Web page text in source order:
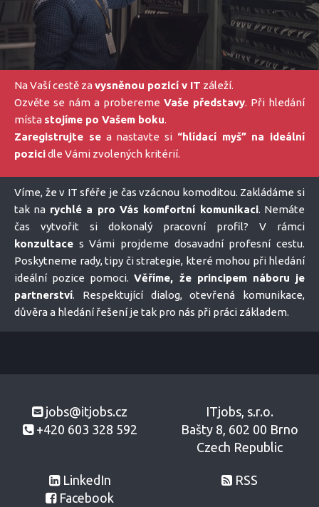
Na Vaší cestě zavysněnou pozicí v IT záleží.
Ozvěte se nám a probereme Vaše představy. Při hledání
místa stojíme po Vašem boku.
Zaregistrujte sea nastavte si “hlídací myš” na ideální
pozicidle Vámi zvolených kritérií.
Víme, že v IT sféře je čas vzácnou komoditou. Zakládáme si
tak na rychlé a pro Vás komfortní komunikaci. Nemáte
čas vytvořit si dokonalý pracovní profil? V rámci
konzultace s Vámi projdeme dosavadní profesní cestu.
Poskytneme rady, tipy či strategie, které mohou při hledání
ideální pozice pomoci.Věříme, že principem náboru je
partnerství. Respektující dialog, otevřená komunikace,
důvěra a hledání řešení je tak pro nás při práci základem.
jobs@itjobs.cz
+420 603 328 592
LinkedIn
Facebook
ITjobs, s.r.o.
Bašty 8, 602 00 Brno
Czech Republic
RSS